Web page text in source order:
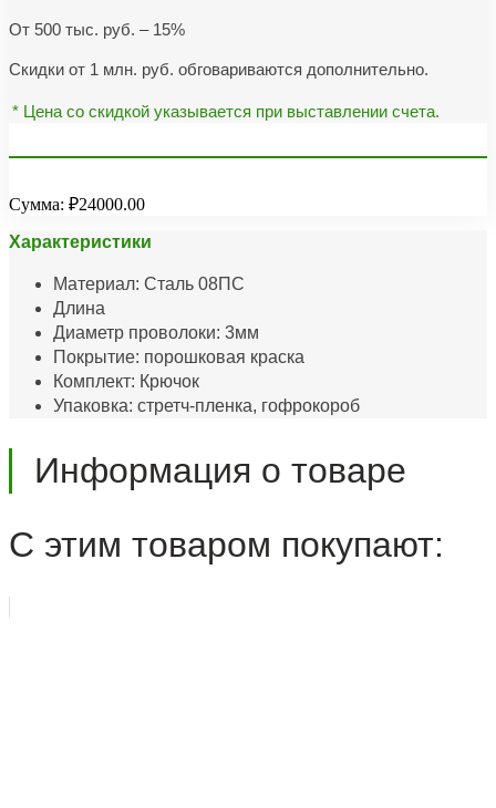
От 500 тыс. руб. – 15%
Скидки от 1 млн. руб. обговариваются дополнительно.
* Цена со скидкой указывается при выставлении счета.
Сумма: ₽24000.00
Характеристики
Материал: Сталь 08ПС
Длина
Диаметр проволоки: 3мм
Покрытие: порошковая краска
Комплект: Крючок
Упаковка: стретч-пленка, гофрокороб
Информация о товаре
С этим товаром покупают: